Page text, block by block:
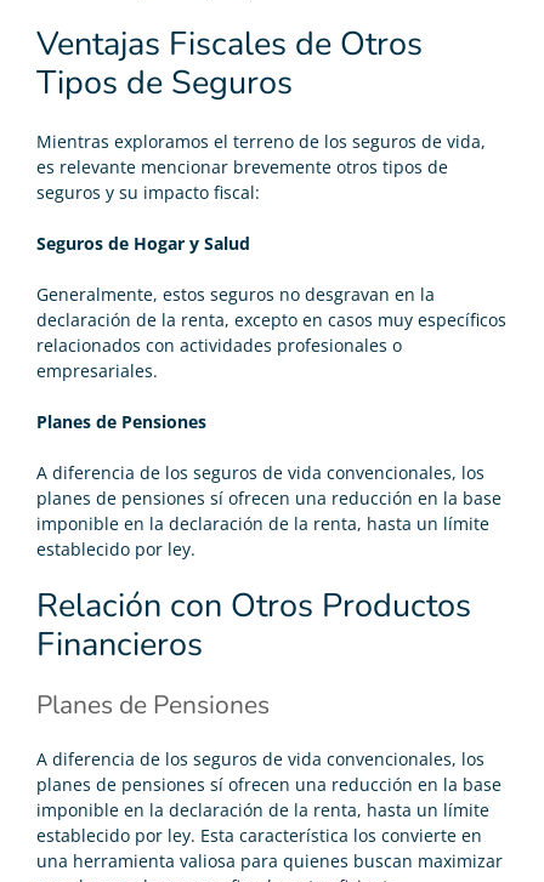
Ventajas Fiscales de Otros
Tipos de Seguros
Mientras exploramos el terreno de los seguros de vida,
es relevante mencionar brevemente otros tipos de
seguros y su impacto fiscal:
Seguros de Hogar y Salud
Generalmente, estos seguros no desgravan en la
declaración de la renta, excepto en casos muy específicos
relacionados con actividades profesionales o
empresariales.
Planes de Pensiones
A diferencia de los seguros de vida convencionales, los
planes de pensiones sí ofrecen una reducción en la base
imponible en la declaración de la renta, hasta un límite
establecido por ley.
Relación con Otros Productos
Financieros
Planes de Pensiones
A diferencia de los seguros de vida convencionales, los
planes de pensiones sí ofrecen una reducción en la base
imponible en la declaración de la renta, hasta un límite
establecido por ley. Esta característica los convierte en
una herramienta valiosa para quienes buscan maximizar